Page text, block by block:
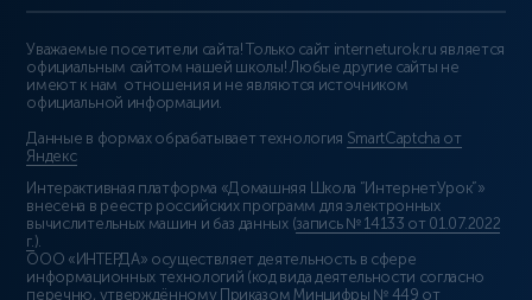
Уважаемые посетители сайта! Только сайт interneturok.ru является
официальным сайтом нашей школы! Любые другие сайты не
имеют к нам отношения и не являются источником
официальной информации.
Данные в формах обрабатывает технология SmartCaptcha от
Яндекс
Интерактивная платформа «Домашняя Школа “ИнтернетУрок”»
внесена в реестр российских программ для электронных
вычислительных машин и баз данных (запись № 14133 от 01.07.2022
г.).
ООО «ИНТЕРДА» осуществляет деятельность в сфере
информационных технологий (код вида деятельности согласно
перечню, утверждённому Приказом Минцифры № 449 от